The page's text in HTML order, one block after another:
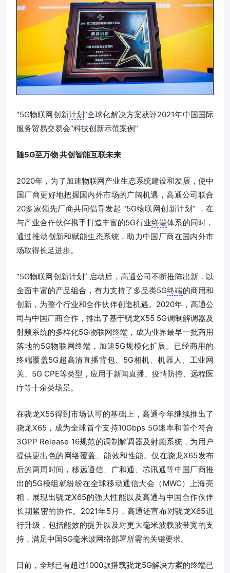
“5G物联网创新计划”全球化解决方案获评2021年中国国际
服务贸易交易会“科技创新示范案例”
随5G至万物 共创智能互联未来
2020年，为了加速物联网产业生态系统建设和发展，使中
国厂商更好地把握国内外市场的广阔机遇，高通公司联合
20多家领先厂商共同倡导发起 “5G物联网创新计划” ，在
与产业合作伙伴携手打造丰富的5G行业终端体系的同时，
通过推动创新和赋能生态系统，助力中国厂商在国内外市
场取得长足进步。
“5G物联网创新计划” 启动后，高通公司不断推陈出新，以
全面丰富的产品组合，有力支持了多品类5G终端的商用和
创新，为整个行业和合作伙伴创造机遇。2020年，高通公
司与中国厂商合作，推出了基于骁龙X55 5G调制解调器及
射频系统的多样化5G物联网终端 ，成为业界最早一批商用
落地的5G物联网终端，加速5G规模化扩展。已经商用的
终端覆盖5G超高清直播背包、5G相机、机器人、工业网
关、5G CPE等类型，应用于新闻直播、疫情防控、远程医
疗等十余类场景。
在骁龙X55得到市场认可的基础上，高通今年继续推出了
骁龙X65，成为全球首个支持10Gbps 5G速率和首个符合
3GPP Release 16规范的调制解调器及射频系统，为用户
提供更出色的网络覆盖、能效和性能。仅在骁龙X65发布
后的两周时间，移远通信、广和通、芯讯通等中国厂商推
出的5G模组就纷纷在全球移动通信大会（MWC）上海亮
相，展现出骁龙X65的强大性能以及高通与中国合作伙伴
长期紧密的协作。2021年5月，高通还宣布对骁龙X65进
行升级，包括能效的提升以及对更大毫米波载波带宽的支
持，满足中国5G毫米波网络部署所需的关键要求。
目前，全球已有超过1000款搭载骁龙5G解决方案的终端已